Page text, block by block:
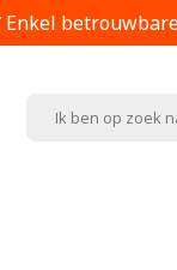
Enkel